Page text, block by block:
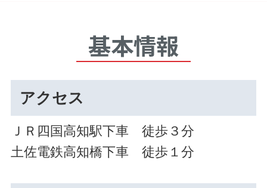
基本情報
アクセス
ＪＲ四国高知駅下車 徒歩３分
土佐電鉄高知橋下車 徒歩１分